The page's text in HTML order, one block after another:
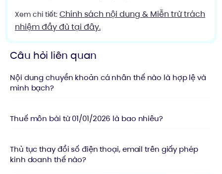
Xem chi tiết: Chính sách nội dung & Miễn trừ trách
nhiệm đầy đủ tại đây.
Câu hỏi liên quan
Nội dung chuyển khoản cá nhân thế nào là hợp lệ và
minh bạch?
Thuế môn bài từ 01/01/2026 là bao nhiêu?
Thủ tục thay đổi số điện thoại, email trên giấy phép
kinh doanh thế nào?